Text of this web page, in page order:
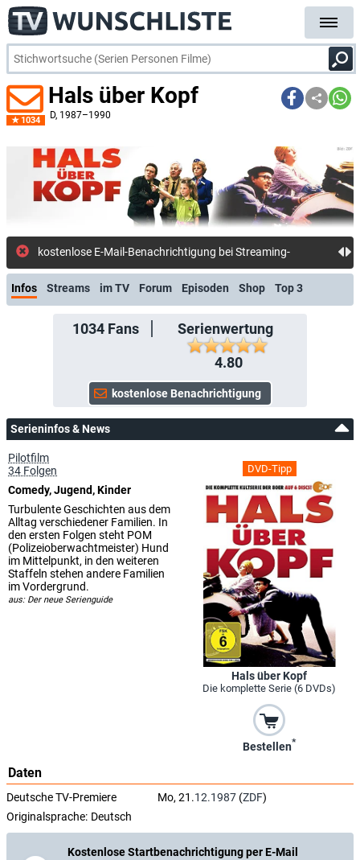
1034
Hals über Kopf
D, 1987–1990
Infos Streams im TV Forum Episoden Shop Top 3
1034Fans
Serienwertung
4.80
Serieninfos & News
DVD-Tipp
Hals über Kopf
Die komplette Serie (6 DVDs)
Bestellen*
Pilotfilm
34 Folgen
Comedy, Jugend, Kinder
Turbulente Geschichten aus dem
Alltag verschiedener Familien. In
den ersten Folgen steht POM
(Polizeioberwachtmeister) Hund
im Mittelpunkt, in den weiteren
Staffeln stehen andere Familien
im Vordergrund.
aus: Der neue Serienguide
Daten
Deutsche TV-Premiere Mo, 21.12.1987 (ZDF)
Originalsprache: Deutsch
Kostenlose Startbenachrichtigung per E-Mail